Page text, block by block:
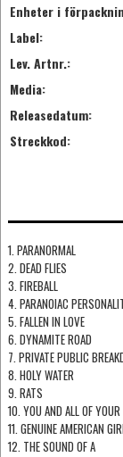
Enheter i
Label:
Lev. Artnr.:
Media:
Releasedatum:
Streckkod:
1. PARANORMAL
2. DEAD FLIES
3. FIREBALL
4. PARANOIAC
5. FALLEN IN LOVE
6. DYNAMITE ROAD
7. PRIVATE PUBLIC
8. HOLY WATER
9. RATS
10. YOU AND ALL OF YOUR
11. GENUINE AMERICAN
12. THE SOUND OF A